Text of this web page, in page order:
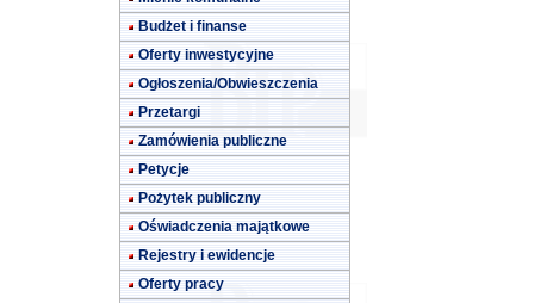
Budżet i finanse
Oferty inwestycyjne
Ogłoszenia/Obwieszczenia
Przetargi
Zamówienia publiczne
Petycje
Pożytek publiczny
Oświadczenia majątkowe
Rejestry i ewidencje
Oferty pracy